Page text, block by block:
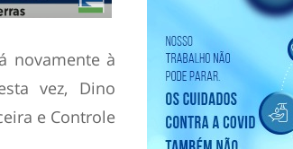
novamente à
vez, Dino
e Controle